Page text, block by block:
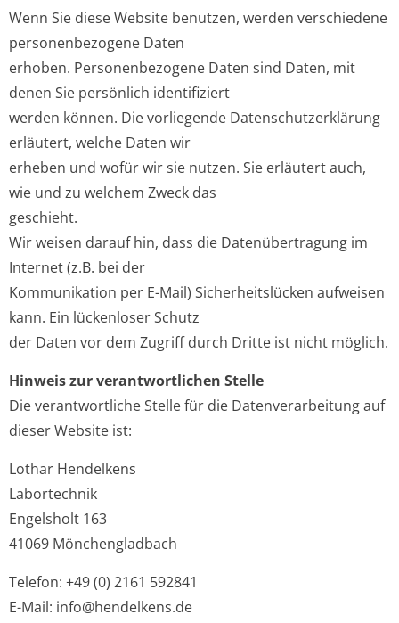
Wenn Sie diese Website benutzen, werden verschiedene
personenbezogene Daten
erhoben. Personenbezogene Daten sind Daten, mit
denen Sie persönlich identifiziert
werden können. Die vorliegende Datenschutzerklärung
erläutert, welche Daten wir
erheben und wofür wir sie nutzen. Sie erläutert auch,
wie und zu welchem Zweck das
geschieht.
Wir weisen darauf hin, dass die Datenübertragung im
Internet (z.B. bei der
Kommunikation per E-Mail) Sicherheitslücken aufweisen
kann. Ein lückenloser Schutz
der Daten vor dem Zugriff durch Dritte ist nicht möglich.
Hinweis zur verantwortlichen Stelle
Die verantwortliche Stelle für die Datenverarbeitung auf
dieser Website ist:
Lothar Hendelkens
Labortechnik
Engelsholt 163
41069 Mönchengladbach
Telefon: +49 (0) 2161 592841
E-Mail: info@hendelkens.de